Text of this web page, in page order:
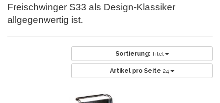
Freischwinger S33 als Design-Klassiker
allgegenwertig ist.
Sortierung: Titel
Artikel pro Seite 24